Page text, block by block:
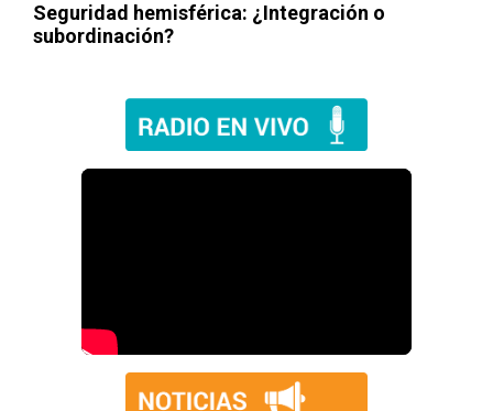
Seguridad hemisférica: ¿Integración o
subordinación?